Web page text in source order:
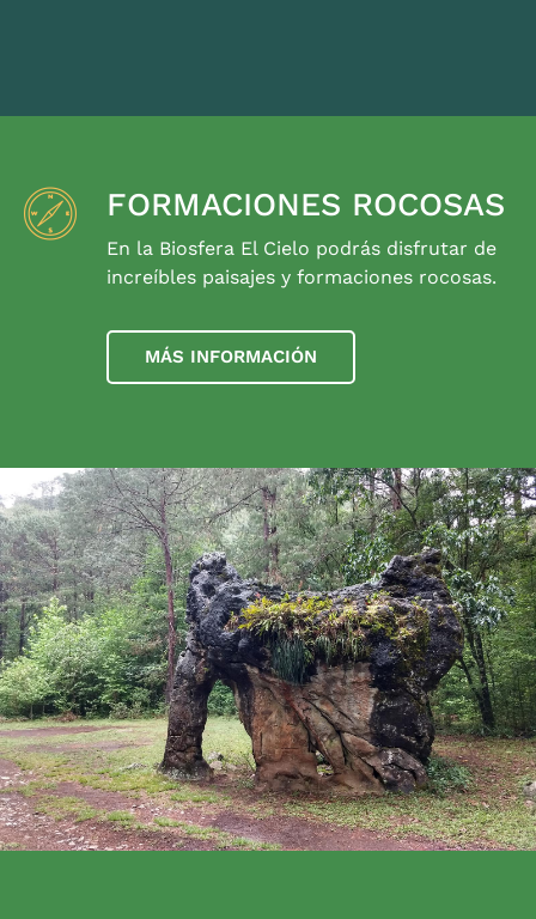
FORMACIONES ROCOSAS
En la Biosfera El Cielo podrás disfrutar de
increíbles paisajes y formaciones rocosas.
MÁS INFORMACIÓN